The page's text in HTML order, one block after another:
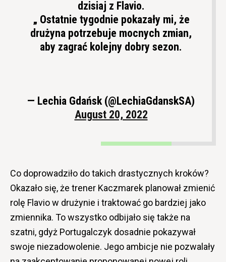
dzisiaj z Flavio.
„ Ostatnie tygodnie pokazały mi, że
drużyna potrzebuje mocnych zmian,
aby zagrać kolejny dobry sezon.
— Lechia Gdańsk (@LechiaGdanskSA)
August 20, 2022
Co doprowadziło do takich drastycznych kroków?
Okazało się, że trener Kaczmarek planował zmienić
rolę Flavio w drużynie i traktować go bardziej jako
zmiennika. To wszystko odbijało się także na
szatni, gdyż Portugalczyk dosadnie pokazywał
swoje niezadowolenie. Jego ambicje nie pozwalały